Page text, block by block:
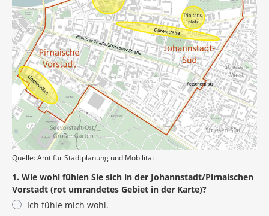
Quelle: Amt für Stadtplanung und Mobilität
1. Wie wohl fühlen Sie sich in der Johannstadt/Pirnaischen
Vorstadt (rot umrandetes Gebiet in der Karte)?
Ich fühle mich wohl.